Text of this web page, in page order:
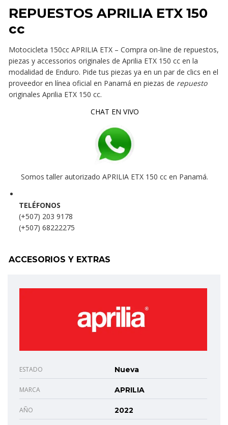
REPUESTOS APRILIA ETX 150
cc
Motocicleta 150cc APRILIA ETX – Compra on-line de repuestos,
piezas y accessorios originales de Aprilia ETX 150 cc en la
modalidad de Enduro. Pide tus piezas ya en un par de clics en el
proveedor en línea oficial en Panamá en piezas de repuesto
originales Aprilia ETX 150 cc.
CHAT EN VIVO
Somos taller autorizado APRILIA ETX 150 cc en Panamá.
TELÉFONOS
(+507) 203 9178
(+507) 68222275
ACCESORIOS Y EXTRAS
ESTADO Nueva
MARCA APRILIA
AÑO 2022